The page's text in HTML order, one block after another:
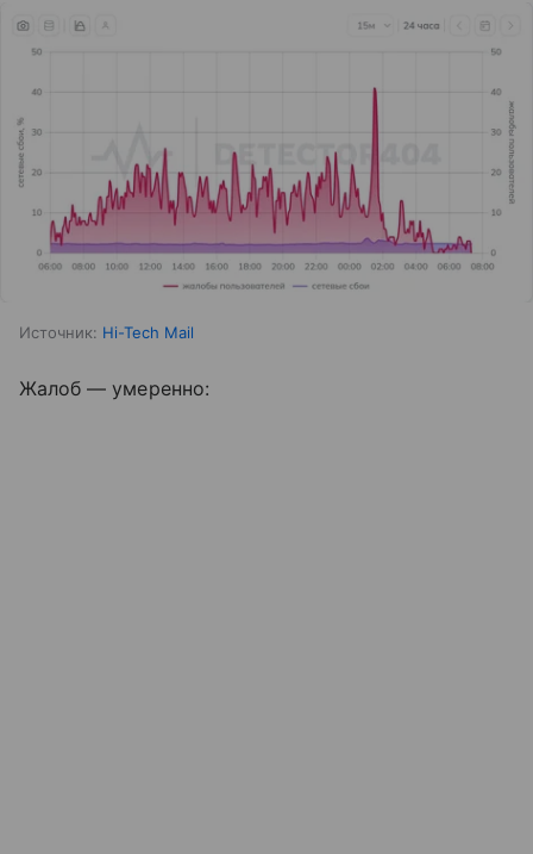
Источник: Hi-Tech Mail
Жалоб — умеренно: